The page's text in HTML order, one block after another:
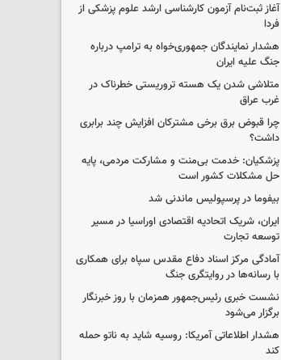
آغاز ثبت‌نام‌ آزمون کارشناسی ارشد علوم پزشکی از
فردا
هشدار نمایندگان جمهوری‌خواه به ترامپ درباره
جنگ علیه ایران
متلاشی شدن یک هسته تروریستی خطرناک در
غرب عراق
چرا قبوض برق برخی مشترکان افزایش چند برابری
داشت؟
پزشکیان: خدمت بی‌منت و مشارکت مردمی، پایه
حل مشکلات کشور است
بیفوما در پرسپولیس ماندنی شد
ایران، شریک اتحادیه اقتصادی اوراسیا در مسیر
توسعه تجارت
آمادگی مرکز اسناد دفاع مقدس سپاه برای همکاری
با رسانه‌ها در روایتگری جنگ
نشست خبری رئیس‌جمهور همزمان با روز خبرنگار
برگزار می‌شود
هشدار اطلاعاتی آمریکا: روسیه شاید به ناتو حمله
کند